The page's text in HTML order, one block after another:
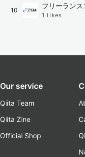
10
フリーラン
1 Likes
Our service
Qiita Team
Qiita Zine
Official Shop